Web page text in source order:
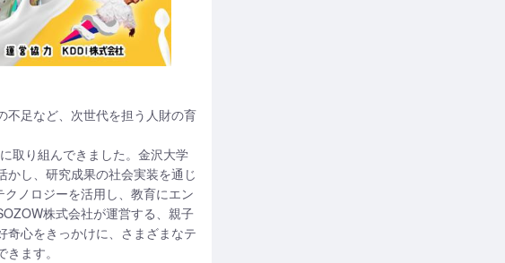
不足など、次世代を担う人財の育
取り組んできました。金沢大学
し、研究成果の社会実装を通じ
ノロジーを活用し、教育にエン
株式会社が運営する、親子
奇心をきっかけに、さまざまなテ
ます。